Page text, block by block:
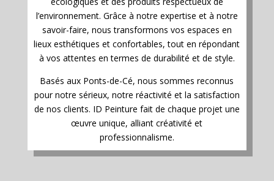
l’environnement. Grâce à notre expertise et à notre
savoir-faire, nous transformons vos espaces en
lieux esthétiques et confortables, tout en répondant
à vos attentes en termes de durabilité et de style.
Basés aux Ponts-de-Cé, nous sommes reconnus
pour notre sérieux, notre réactivité et la satisfaction
de nos clients. ID Peinture fait de chaque projet une
œuvre unique, alliant créativité et
professionnalisme.